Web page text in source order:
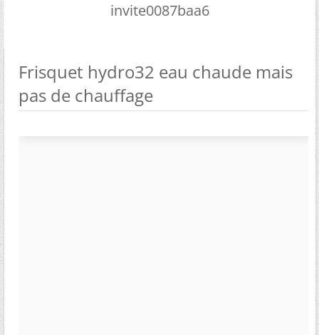
invite0087baa6
Frisquet hydro32 eau chaude mais
pas de chauffage